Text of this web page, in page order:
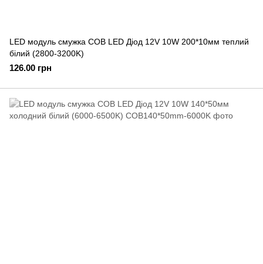
LED модуль смужка COB LED Діод 12V 10W 200*10мм теплий
білий (2800-3200K)
126.00 грн